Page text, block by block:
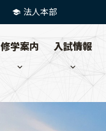
法人本部
修学案内 入試情報